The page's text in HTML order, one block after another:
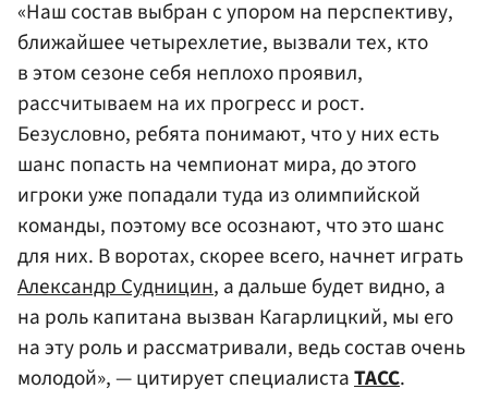
«Наш состав выбран с упором на перспективу,
ближайшее четырехлетие, вызвали тех, кто
в этом сезоне себя неплохо проявил,
рассчитываем на их прогресс и рост.
Безусловно, ребята понимают, что у них есть
шанс попасть на чемпионат мира, до этого
игроки уже попадали туда из олимпийской
команды, поэтому все осознают, что это шанс
для них. В воротах, скорее всего, начнет играть
Александр Судницин, а дальше будет видно, а
на роль капитана вызван Кагарлицкий, мы его
на эту роль и рассматривали, ведь состав очень
молодой», — цитирует специалистаТАСС.